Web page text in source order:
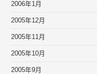
2006年1月
2005年12月
2005年11月
2005年10月
2005年9月